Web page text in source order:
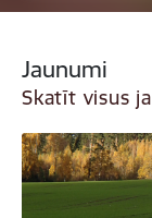
Jaunumi
Skatīt visus